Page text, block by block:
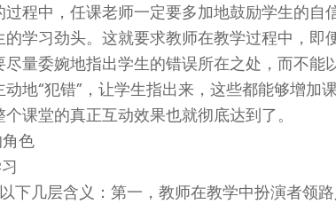
程中，任课老师一定要多加地鼓励学生的自
学习劲头。这就要求教师在教学过程中，即
量委婉地指出学生的错误所在之处，而不能
地“犯错”，让学生指出来，这些都能够增加
课堂的真正互动效果也就彻底达到了。
色
下几层含义：第一，教师在教学中扮演者领